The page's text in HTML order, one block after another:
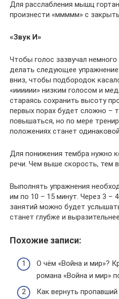
Для расслабления мышц
произнести «ммммм» с
«Звук И»
Чтобы голос зазвучал
делать следующее
вниз, чтобы подбородок
«ииииии» низким голосом и
стараясь сохранить высоту
первых порах будет сложно –
повышаться, но по мере
положениях станет
Для понижения тембра нужно
речи. Чем выше скорость, тем
Выполнять упражнения
им по 10 – 15 минут. Через 3 –
занятий можно будет
станет глубже и
Похожие записи:
О чём «Война и мир»?
романа «Война и мир»
Как вернуть